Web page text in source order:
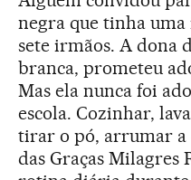
negra que tinha
sete irmãos. A dona
branca, prometeu
Mas ela nunca foi
escola. Cozinhar,
tirar o pó, arrumar a
das Graças Milagres